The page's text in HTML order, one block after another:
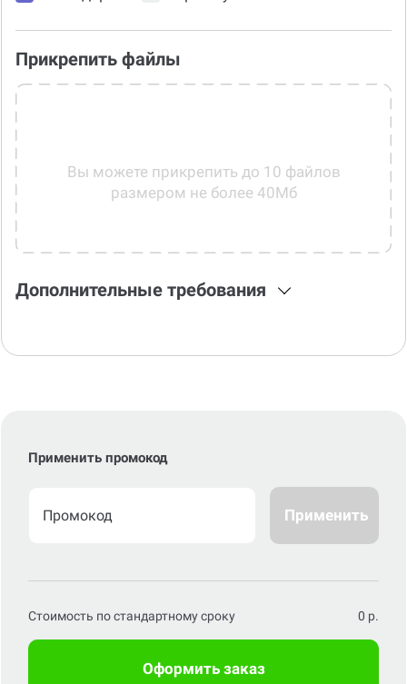
Прикрепить файлы
Вы можете прикрепить до 10 файлов
размером не более 40Мб
Дополнительные требования
Применить промокод
Применить
Стоимость по стандартному сроку 0 р.
Оформить заказ